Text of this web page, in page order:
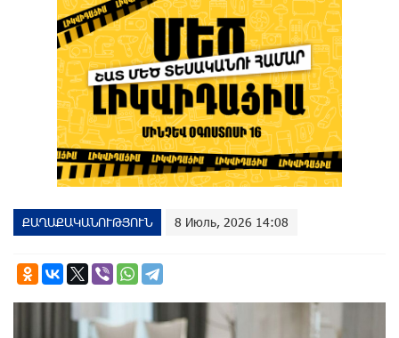
ՔԱՂԱՔԱԿԱՆՈՒԹՅՈՒՆ 8 Июль, 2026 14:08